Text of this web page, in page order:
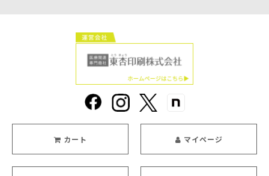
カート マイページ